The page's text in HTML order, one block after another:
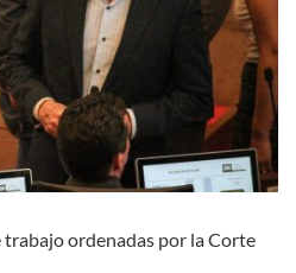
trabajo ordenadas por la Corte